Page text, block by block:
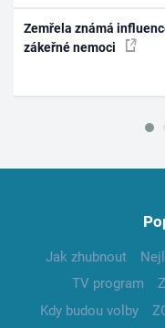
Zemřela známá
zákeřné nemoci
Jak zhubnout
TV program
Kdy budou volby